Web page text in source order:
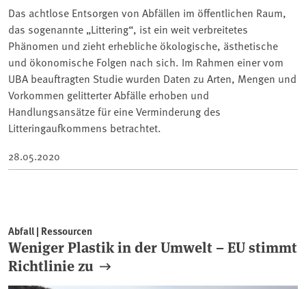
Das achtlose Entsorgen von Abfällen im öffentlichen Raum,
das sogenannte „Littering“, ist ein weit verbreitetes
Phänomen und zieht erhebliche ökologische, ästhetische
und ökonomische Folgen nach sich. Im Rahmen einer vom
UBA beauftragten Studie wurden Daten zu Arten, Mengen und
Vorkommen gelitterter Abfälle erhoben und
Handlungsansätze für eine Verminderung des
Litteringaufkommens betrachtet.
28.05.2020
Abfall | Ressourcen
Weniger Plastik in der Umwelt – EU stimmt
Richtlinie zu